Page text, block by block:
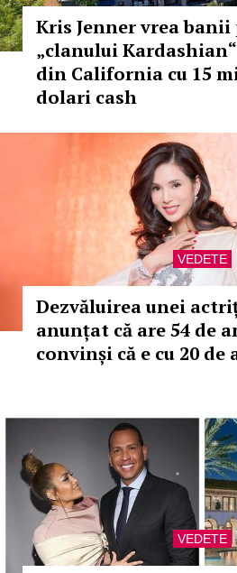
Kris Jenner vrea banii
„clanului
din California cu 15
dolari cash
VEDETE
Dezvăluirea unei
anunțat că are 54 de
convinși că e cu 20
VEDETE